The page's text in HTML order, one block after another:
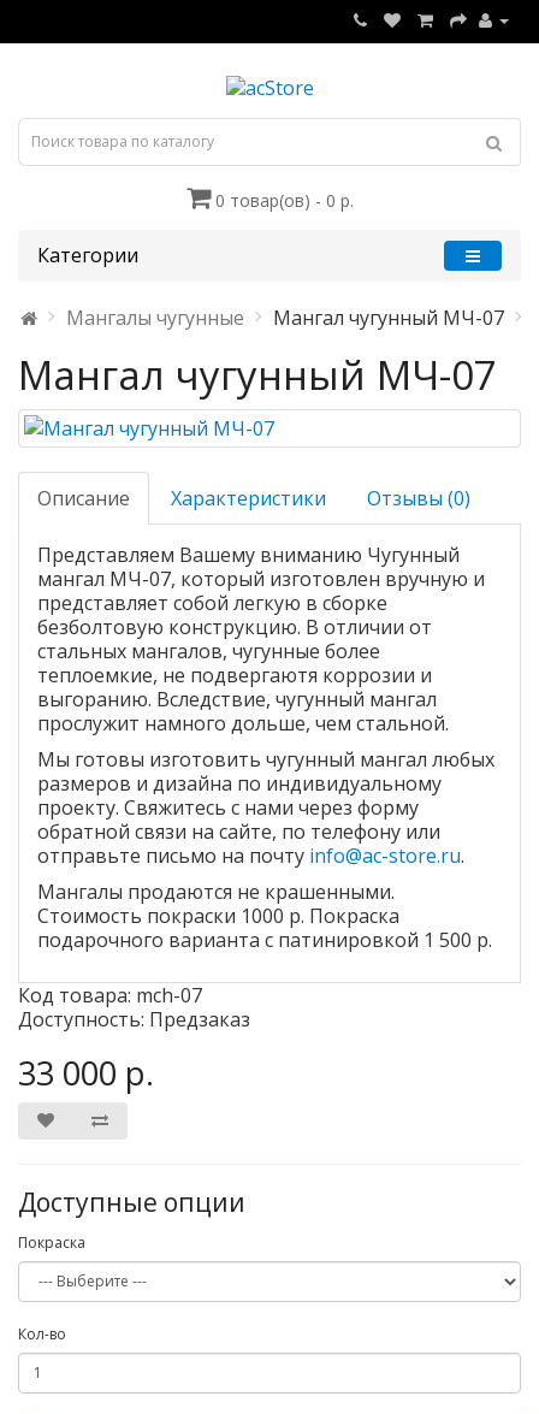
0 товар(ов) - 0 р.
Категории
Мангалы чугунные Мангал чугунный МЧ-07
Мангал чугунный МЧ-07
Описание Характеристики Отзывы (0)
Представляем Вашему вниманию Чугунный
мангал МЧ-07, который изготовлен вручную и
представляет собой легкую в сборке
безболтовую конструкцию. В отличии от
стальных мангалов, чугунные более
теплоемкие, не подвергаютя коррозии и
выгоранию. Вследствие, чугунный мангал
прослужит намного дольше, чем стальной.
Мы готовы изготовить чугунный мангал любых
размеров и дизайна по индивидуальному
проекту. Свяжитесь с нами через форму
обратной связи на сайте, по телефону или
отправьте письмо на почту info@ac-store.ru.
Мангалы продаются не крашенными.
Стоимость покраски 1000 р. Покраска
подарочного варианта с патинировкой 1 500 р.
Код товара: mch-07
Доступность: Предзаказ
33 000 р.
Доступные опции
Покраска
Кол-во